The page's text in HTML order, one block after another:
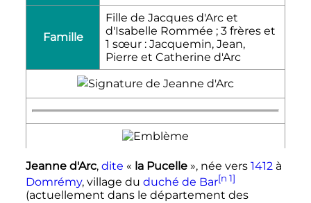
Famille
Fille de Jacques d'Arc et
d'Isabelle Rommée ; 3 frères et
1 sœur : Jacquemin, Jean,
Pierre et Catherine d'Arc
Jeanne d'Arc, dite « la Pucelle », née vers 1412 à
Domrémy, village du duché de Bar[n 1]
(actuellement dans le département des